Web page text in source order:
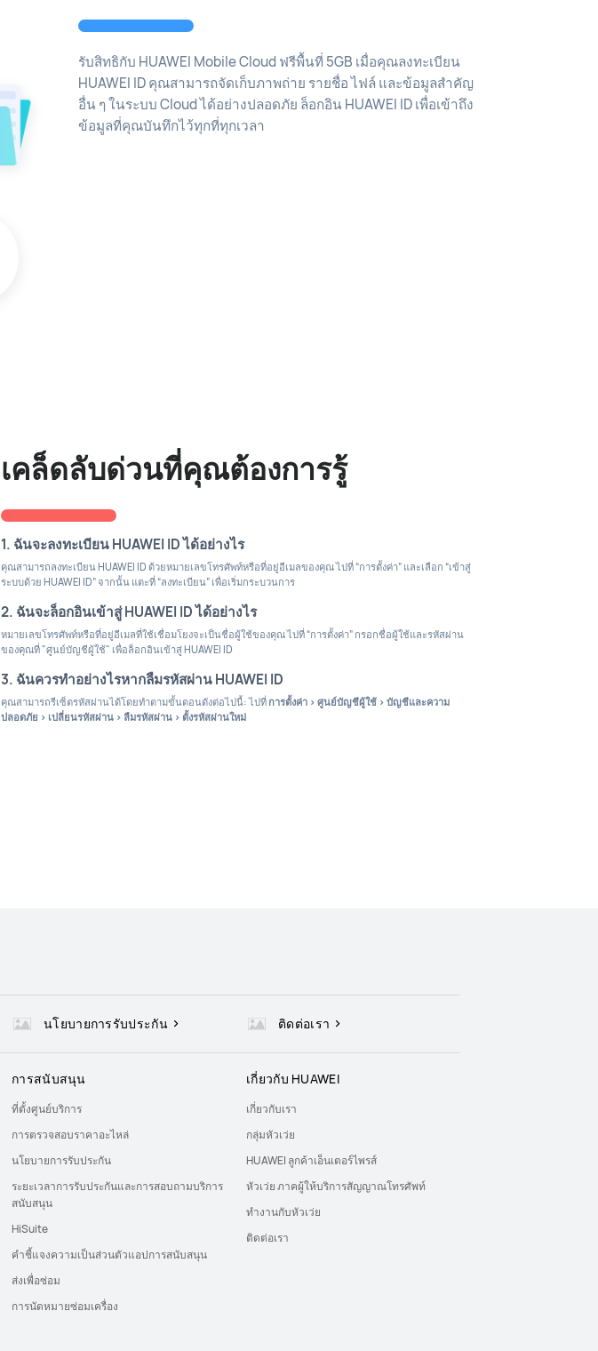
รับสิทธิกับ HUAWEI Mobile Cloud ฟรีพื้นที่ 5GB เมื่อคุณลงทะเบียน
HUAWEI ID คุณสามารถจัดเก็บภาพถ่าย รายชื่อ ไฟล์ และข้อมูลสำคัญ
อื่น ๆ ในระบบ Cloud ได้อย่างปลอดภัย ล็อกอิน HUAWEI ID เพื่อเข้าถึง
ข้อมูลที่คุณบันทึกไว้ทุกที่ทุกเวลา
เคล็ดลับด่วนที่คุณต้องการรู้
1. ฉันจะลงทะเบียน HUAWEI ID ได้อย่างไร
คุณสามารถลงทะเบียน HUAWEI ID ด้วยหมายเลขโทรศัพท์หรือที่อยู่อีเมลของคุณ ไปที่ “การตั้งค่า” และเลือก “เข้าสู่
ระบบด้วย HUAWEI ID” จากนั้น แตะที่ “ลงทะเบียน” เพื่อเริ่มกระบวนการ
2. ฉันจะล็อกอินเข้าสู่ HUAWEI ID ได้อย่างไร
หมายเลขโทรศัพท์หรือที่อยู่อีเมลที่ใช้เชื่อมโยงจะเป็นชื่อผู้ใช้ของคุณ ไปที่ “การตั้งค่า” กรอกชื่อผู้ใช้และรหัสผ่าน
ของคุณที่ "ศูนย์บัญชีผู้ใช้" เพื่อล็อกอินเข้าสู่ HUAWEI ID
3. ฉันควรทำอย่างไรหากลืมรหัสผ่าน HUAWEI ID
คุณสามารถรีเซ็ตรหัสผ่านได้โดยทำตามขั้นตอนดังต่อไปนี้: ไปที่การตั้งค่า > ศูนย์บัญชีผู้ใช้ > บัญชีและความ
ปลอดภัย > เปลี่ยนรหัสผ่าน > ลืมรหัสผ่าน > ตั้งรหัสผ่านใหม่
นโยบายการรับประกัน ติดต่อเรา
การสนับสนุน
ที่ตั้งศูนย์บริการ
การตรวจสอบราคาอะไหล่
นโยบายการรับประกัน
ระยะเวลาการรับประกันและการสอบถามบริการ
สนับสนุน
HiSuite
คำชี้แจงความเป็นส่วนตัวแอปการสนับสนุน
ส่งเพื่อซ่อม
การนัดหมายซ่อมเครื่อง
เกี่ยวกับ HUAWEI
เกี่ยวกับเรา
กลุ่มหัวเว่ย
HUAWEI ลูกค้าเอ็นเตอร์ไพรส์
หัวเว่ย ภาคผู้ให้บริการสัญญาณโทรศัพท์
ทำงานกับหัวเว่ย
ติดต่อเรา